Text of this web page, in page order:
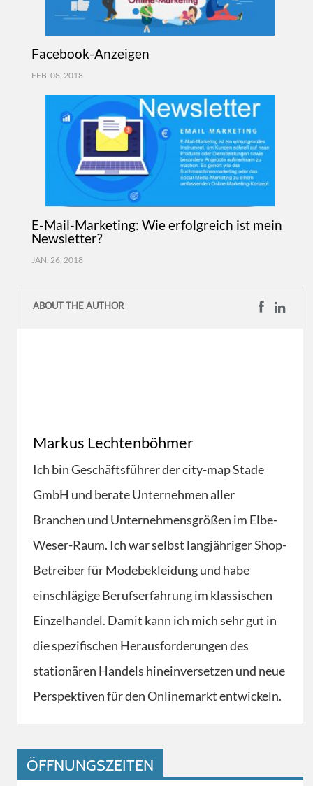
Facebook-Anzeigen
FEB. 08, 2018
E-Mail-Marketing: Wie erfolgreich ist mein
Newsletter?
JAN. 26, 2018
ABOUT THE AUTHOR
Markus Lechtenböhmer
Ich bin Geschäftsführer der city-map Stade
GmbH und berate Unternehmen aller
Branchen und Unternehmensgrößen im Elbe-
Weser-Raum. Ich war selbst langjähriger Shop-
Betreiber für Modebekleidung und habe
einschlägige Berufserfahrung im klassischen
Einzelhandel. Damit kann ich mich sehr gut in
die spezifischen Herausforderungen des
stationären Handels hineinversetzen und neue
Perspektiven für den Onlinemarkt entwickeln.
ÖFFNUNGSZEITEN